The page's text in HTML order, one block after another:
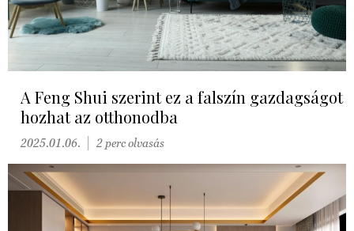
A Feng Shui szerint ez a falszín gazdagságot
hozhat az otthonodba
2025.01.06. 2 perc olvasás